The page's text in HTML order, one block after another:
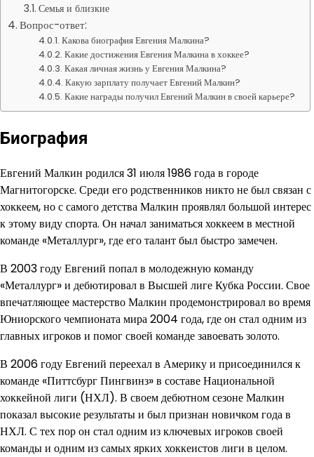
Семья и близкие
Вопрос-ответ:
Какова биография Евгения Малкина?
Какие достижения Евгения Малкина в хоккее?
Какая личная жизнь у Евгения Малкина?
Какую зарплату получает Евгений Малкин?
Какие награды получил Евгений Малкин в своей карьере?
Биография
Евгений Малкин родился 31 июля 1986 года в городе
Магнитогорске. Среди его родственников никто не был связан с
хоккеем, но с самого детства Малкин проявлял большой интерес
к этому виду спорта. Он начал заниматься хоккеем в местной
команде «Металлург», где его талант был быстро замечен.
В 2003 году Евгений попал в молодежную команду
«Металлург» и дебютировал в Высшей лиге Кубка России. Свое
впечатляющее мастерство Малкин продемонстрировал во время
Юниорского чемпионата мира 2004 года, где он стал одним из
главных игроков и помог своей команде завоевать золото.
В 2006 году Евгений переехал в Америку и присоединился к
команде «Питтсбург Пингвинз» в составе Национальной
хоккейной лиги (НХЛ). В своем дебютном сезоне Малкин
показал высокие результаты и был признан новичком года в
НХЛ. С тех пор он стал одним из ключевых игроков своей
команды и одним из самых ярких хоккеистов лиги в целом.